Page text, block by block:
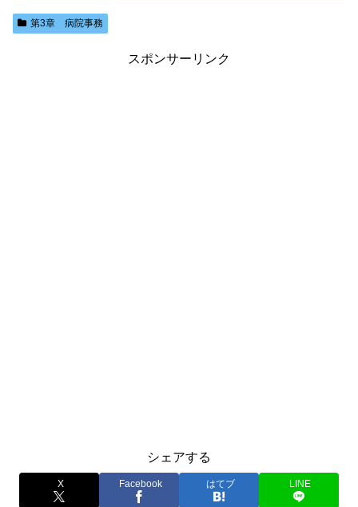
第3章 病院事務
スポンサーリンク
シェアする
X Facebook はてブ LINE